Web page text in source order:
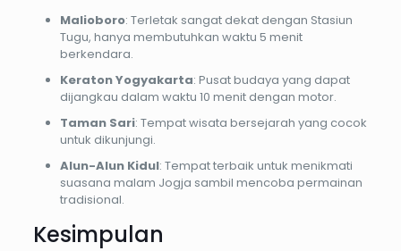
Malioboro: Terletak sangat dekat dengan Stasiun
Tugu, hanya membutuhkan waktu 5 menit
berkendara.
Keraton Yogyakarta: Pusat budaya yang dapat
dijangkau dalam waktu 10 menit dengan motor.
Taman Sari: Tempat wisata bersejarah yang cocok
untuk dikunjungi.
Alun-Alun Kidul: Tempat terbaik untuk menikmati
suasana malam Jogja sambil mencoba permainan
tradisional.
Kesimpulan